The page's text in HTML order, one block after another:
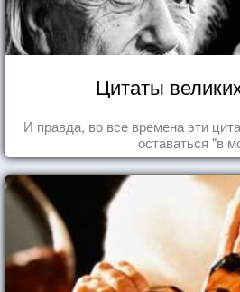
Цитаты
И правда, во все времена эти
оставаться "в